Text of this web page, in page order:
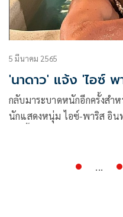
5 มีนาคม 2565
'นาดาว' แจ้ง 'ไอซ์
กลับมาระบาดหนักอีกครั้งสำ
นักแสดงหนุ่ม ไอซ์-พาริส อิน
ทำ Home Isolation
...